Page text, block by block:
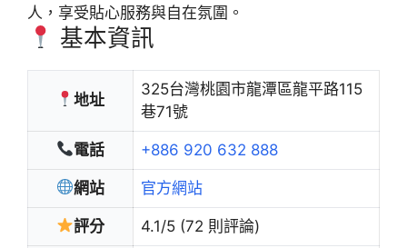
人，享受貼心服務與自在氛圍。
基本資訊
地址
325台灣桃園市龍潭區龍平路115
巷71號
電話 +886 920 632 888
網站 官方網站
評分 4.1/5 (72 則評論)